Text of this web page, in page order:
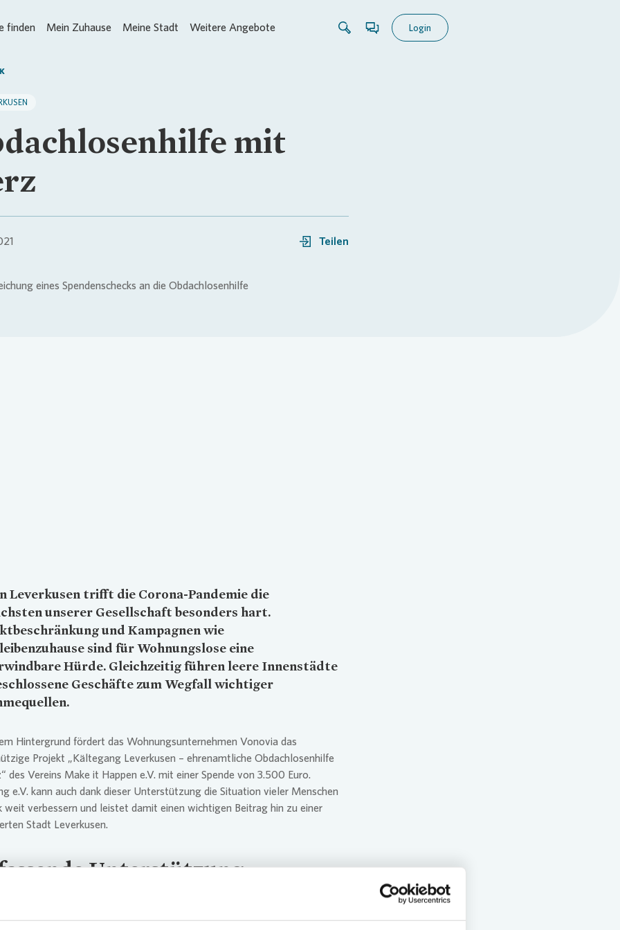
finden Mein Zuhause Meine Stadt Weitere Angebote Login
mit
Teilen
Leverkusen trifft die Corona-Pandemie die
unserer Gesellschaft besonders hart.
und Kampagnen wie
sind für Wohnungslose eine
Hürde. Gleichzeitig führen leere Innenstädte
Geschäfte zum Wegfall wichtiger
Hintergrund fördert das Wohnungsunternehmen Vonovia das
Projekt „Kältegang Leverkusen – ehrenamtliche Obdachlosenhilfe
des Vereins Make it Happen e.V. mit einer Spende von 3.500 Euro.
e.V. kann auch dank dieser Unterstützung die Situation vieler Menschen
weit verbessern und leistet damit einen wichtigen Beitrag hin zu einer
Stadt Leverkusen.
Unterstützung
Lebensmittel, Kleidung und Hygieneartikel an Bedürftige. Außerdem